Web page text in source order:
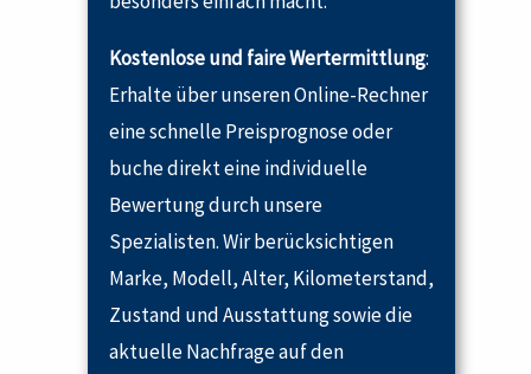
Kostenlose und faire Wertermittlung:
Erhalte über unseren Online-Rechner
eine schnelle Preisprognose oder
buche direkt eine individuelle
Bewertung durch unsere
Spezialisten. Wir berücksichtigen
Marke, Modell, Alter, Kilometerstand,
Zustand und Ausstattung sowie die
aktuelle Nachfrage auf den